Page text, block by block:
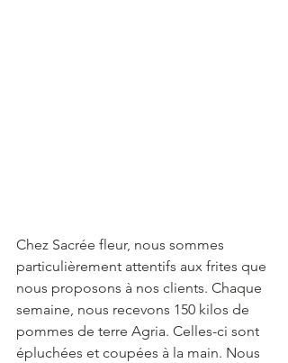
Chez Sacrée fleur, nous sommes
particulièrement attentifs aux frites que
nous proposons à nos clients. Chaque
semaine, nous recevons 150 kilos de
pommes de terre Agria. Celles-ci sont
épluchées et coupées à la main. Nous